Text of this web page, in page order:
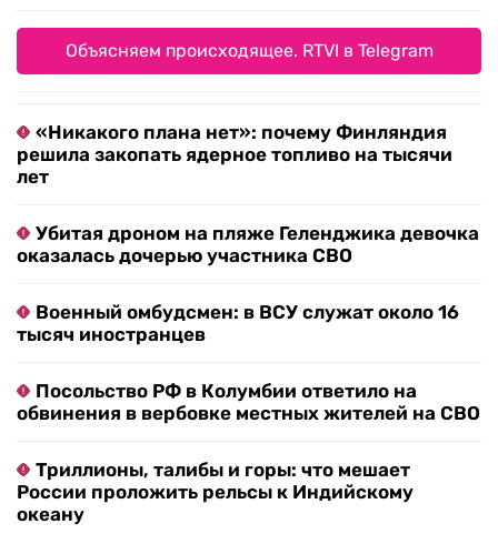
Объясняем происходящее. RTVI в Telegram
«Никакого плана нет»: почему Финляндия
решила закопать ядерное топливо на тысячи
лет
Убитая дроном на пляже Геленджика девочка
оказалась дочерью участника СВО
Военный омбудсмен: в ВСУ служат около 16
тысяч иностранцев
Посольство РФ в Колумбии ответило на
обвинения в вербовке местных жителей на СВО
Триллионы, талибы и горы: что мешает
России проложить рельсы к Индийскому
океану